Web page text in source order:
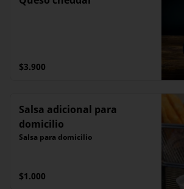
$3.900
Salsa adicional para
domicilio
Salsa para domicilio
$1.000